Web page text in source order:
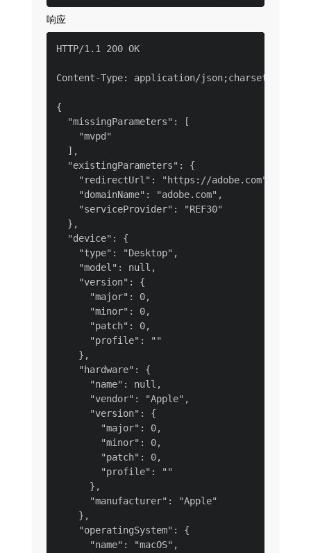
响应
HTTP/1.1 200 OK
Content-Type: application/json;charset=UTF-8
{
  "missingParameters": [
    "mvpd"
  ],
  "existingParameters": {
    "redirectUrl": "https://adobe.com",
    "domainName": "adobe.com",
    "serviceProvider": "REF30"
  },
  "device": {
    "type": "Desktop",
    "model": null,
    "version": {
      "major": 0,
      "minor": 0,
      "patch": 0,
      "profile": ""
    },
    "hardware": {
      "name": null,
      "vendor": "Apple",
      "version": {
        "major": 0,
        "minor": 0,
        "patch": 0,
        "profile": ""
      },
      "manufacturer": "Apple"
    },
    "operatingSystem": {
      "name": "macOS",